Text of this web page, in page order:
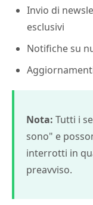
Invio di
esclusivi
Notifiche su
Nota: Tutti i
sono" e
interrotti in
preavviso.